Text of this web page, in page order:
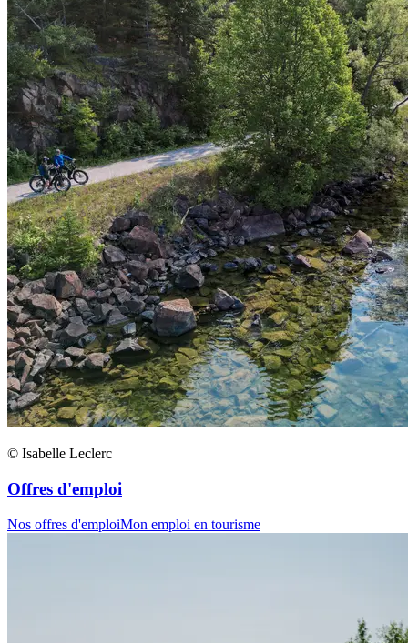
© Isabelle Leclerc
Offres d'emploi
Nos offres d'emploiMon emploi en tourisme